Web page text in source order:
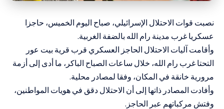
نصبت قوات الاحتلال الإسرائيلي، صباح اليوم الخميس، حاجزا
عسكريا غرب مدينة رام الله بالضفة الغربية.
وأقامت آليات الاحتلال الحاجز العسكري قرب قرية بيت عور
التحتا غرب رام الله، خلال ساعات الصباح الباكر، ما أدى إلى أزمة
مرورية خانقة في المكان، وفقا لمصادر محلية.
وأفادت المصادر ذاتها إلى أن الاحتلال دقق في هويات المواطنين،
وفتش مركباتهم عبر الحاجز.